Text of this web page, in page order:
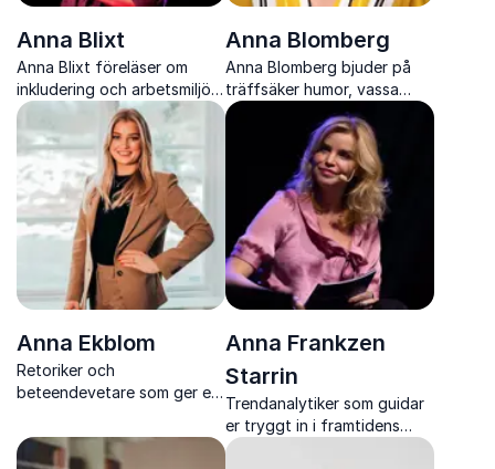
Anna Blixt
Anna Blixt föreläser om
inkludering och arbetsmiljö
med humor, skärpa och
verktyg som skapar verklig
förändring i vardagen.
Anna Blomberg
Anna Blomberg bjuder på
träffsäker humor, vassa
imitationer och en
scennärvaro som lyfter
varje event
Anna Ekblom
Retoriker och
beteendevetare som ger er
kommunikation och starkare
genomslag i arbetslivet
Anna Frankzen
Starrin
Trendanalytiker som guidar
er tryggt in i framtidens
digitala transformation